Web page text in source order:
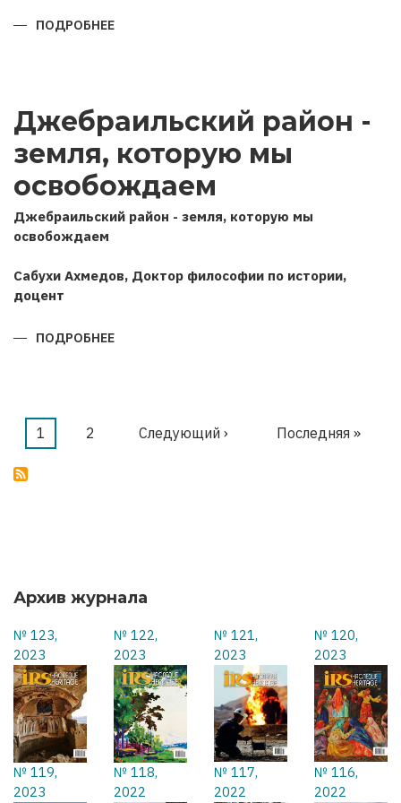
ПОДРОБНЕЕ
ГОДА
(НА
ИНТЕРВЬЮ
ГЛАВЫ
РОССИЙСКИМ
ИНФОРМАЦИОННЫМ
АГЕНТСТВАМ
ТАСС
Джебраильский район -
земля, которую мы
освобождаем
Джебраильский район - земля, которую мы
освобождаем
Сабухи Ахмедов, Доктор философии по истории,
доцент
ПОДРОБНЕЕ
ОСВОБОЖДАЕМ
Нумерация
страниц
Текущая
1 Страница
2
Следующая
Следующий ›
Последняя
Последняя »
Архив журнала
№ 123,
2023
№ 122,
2023
№ 121,
2023
№ 120,
2023
№ 119,
2023
№ 118,
2022
№ 117,
2022
№ 116,
2022